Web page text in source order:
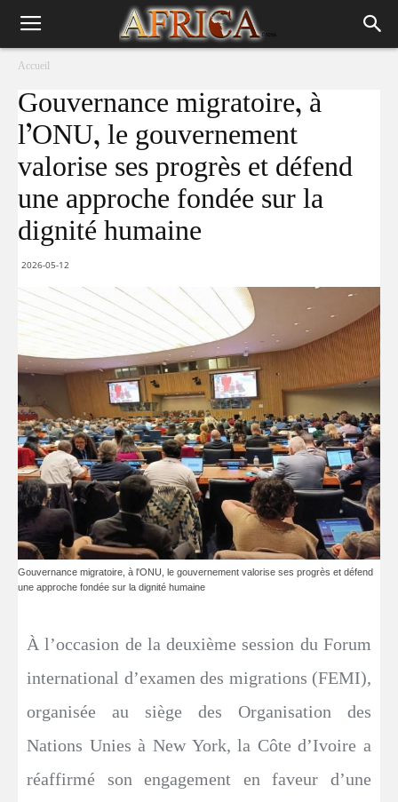
Accueil
Gouvernance migratoire, à
l’ONU, le gouvernement
valorise ses progrès et défend
une approche fondée sur la
dignité humaine
2026-05-12
Gouvernance migratoire, à l'ONU, le gouvernement valorise ses progrès et défend
une approche fondée sur la dignité humaine
À l’occasion de la deuxième session du Forum
international d’examen des migrations (FEMI),
organisée au siège des Organisation des
Nations Unies à New York, la Côte d’Ivoire a
réaffirmé son engagement en faveur d’une